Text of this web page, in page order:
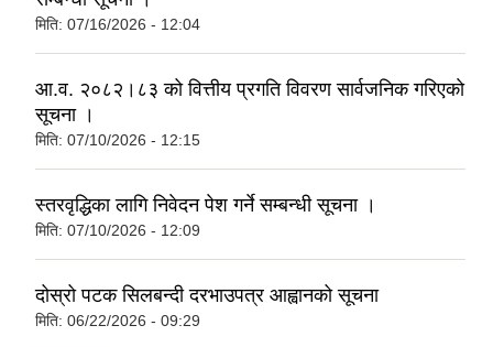
मिति: 07/16/2026 - 12:04
आ.व. २०८२।८३ को वित्तीय प्रगति विवरण सार्वजनिक गरिएकाे
सूचना ।
मिति: 07/10/2026 - 12:15
स्तरवृद्धिका लागि निवेदन पेश गर्ने सम्बन्धी सूचना ।
मिति: 07/10/2026 - 12:09
दोस्रो पटक सिलबन्दी दरभाउपत्र आह्वानको सूचना
मिति: 06/22/2026 - 09:29